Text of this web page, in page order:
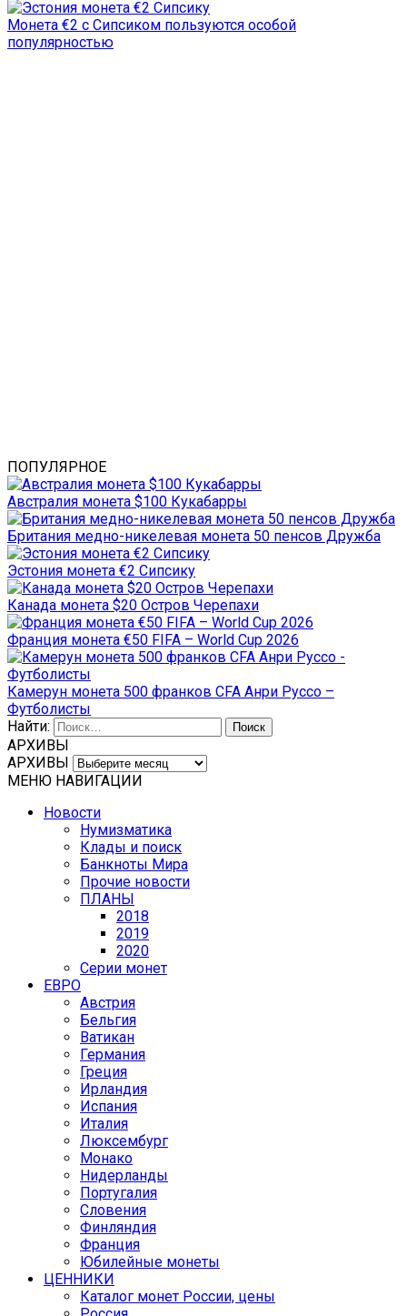
Монета €2 с Сипсиком пользуются особой
популярностью
ПОПУЛЯРНОЕ
Австралия монета $100 Кукабарры
Британия медно-никелевая монета 50 пенсов Дружба
Эстония монета €2 Сипсику
Канада монета $20 Остров Черепахи
Франция монета €50 FIFA – World Cup 2026
Камерун монета 500 франков CFA Анри Руссо –
Футболисты
Найти:
АРХИВЫ
АРХИВЫ
МЕНЮ НАВИГАЦИИ
Новости
Нумизматика
Клады и поиск
Банкноты Мира
Прочие новости
ПЛАНЫ
2018
2019
2020
Серии монет
ЕВРО
Австрия
Бельгия
Ватикан
Германия
Греция
Ирландия
Испания
Италия
Люксембург
Монако
Нидерланды
Португалия
Словения
Финляндия
Франция
Юбилейные монеты
ЦЕННИКИ
Каталог монет России, цены